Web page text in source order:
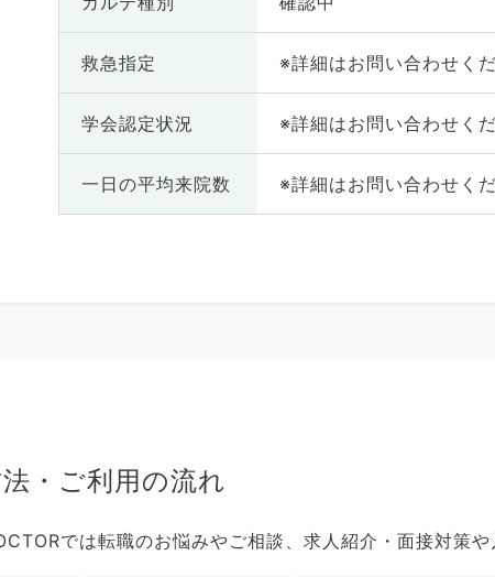
救急指定 ※詳細はお問い合わせく
学会認定状況 ※詳細はお問い合わせく
一日の平均来院数 ※詳細はお問い合わせく
・ご利用の流れ
では転職のお悩みやご相談、求人紹介・面接対策